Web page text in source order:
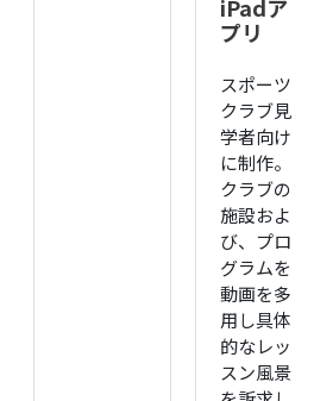
iPadア
プリ
スポーツ
クラブ見
学者向け
に制作。
クラブの
施設およ
び、プロ
グラムを
動画を多
用し具体
的なレッ
スン風景